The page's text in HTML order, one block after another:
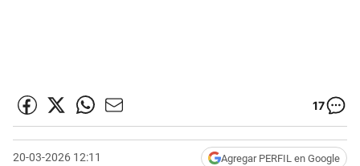
17
20-03-2026 12:11 Agregar PERFIL en Google